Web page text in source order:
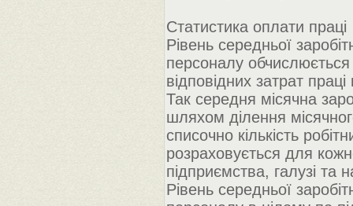
Статистика оплати праці
Рівень середньої
персоналу обчислюється
відповідних затрат
Так середня місячна
шляхом ділення
списочно кількість
розраховується для
підприємства, галузі та
Рівень середньої